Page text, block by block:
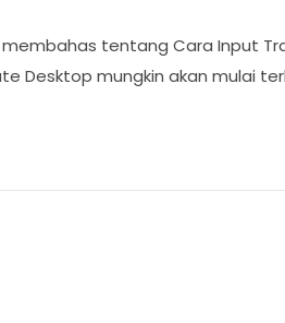
tentang Cara Input
Desktop mungkin akan mulai